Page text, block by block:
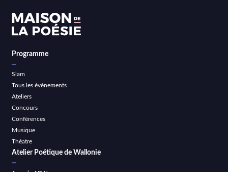
Programme
Slam
Tous les événements
Ateliers
Concours
Conférences
Musique
Théatre
Atelier Poétique de Wallonie